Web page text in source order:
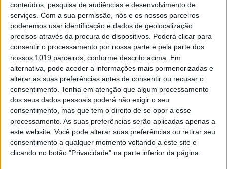
conteúdos, pesquisa de audiências e desenvolvimento de
serviços. Com a sua permissão, nós e os nossos parceiros
poderemos usar identificação e dados de geolocalização
precisos através da procura de dispositivos. Poderá clicar para
consentir o processamento por nossa parte e pela parte dos
nossos 1019 parceiros, conforme descrito acima. Em
alternativa, pode aceder a informações mais pormenorizadas e
alterar as suas preferências antes de consentir ou recusar o
consentimento. Tenha em atenção que algum processamento
dos seus dados pessoais poderá não exigir o seu
consentimento, mas que tem o direito de se opor a esse
processamento. As suas preferências serão aplicadas apenas a
este website. Você pode alterar suas preferências ou retirar seu
consentimento a qualquer momento voltando a este site e
clicando no botão "Privacidade" na parte inferior da página.
até conseguir a ultrapassagem ao líder do
campeonato. Na segunda corrida, aplicou a
mesma “estratégia” aJo Shimoda(2.º/3.º) e
conseguiu assim a pontuação máxima.
O japonês subiu ao degrau intermédio do
pódio no fim do dia à frente deCooper que
assim perdeu o posto de comandona
classificação provisória – os dois estão agora
separados por 11 pontosquando estão por
disputar apenas duas rondas!
Continuar a ler